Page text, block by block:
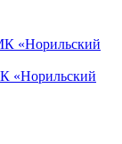
«Норильский
«Норильский